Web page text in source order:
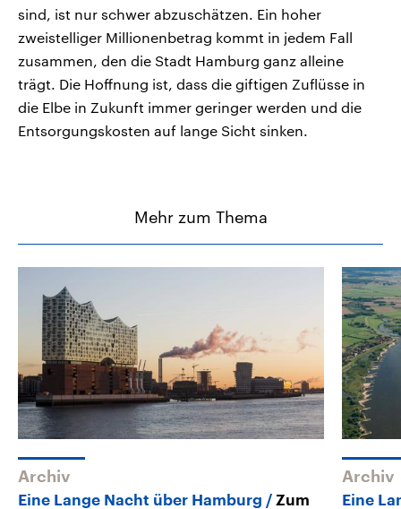
sind, ist nur schwer abzuschätzen. Ein hoher
zweistelliger Millionenbetrag kommt in jedem Fall
zusammen, den die Stadt Hamburg ganz alleine
trägt. Die Hoffnung ist, dass die giftigen Zuflüsse in
die Elbe in Zukunft immer geringer werden und die
Entsorgungskosten auf lange Sicht sinken.
Mehr zum Thema
Archiv
Eine Lange Nacht über Hamburg
Zum
Archiv
Eine